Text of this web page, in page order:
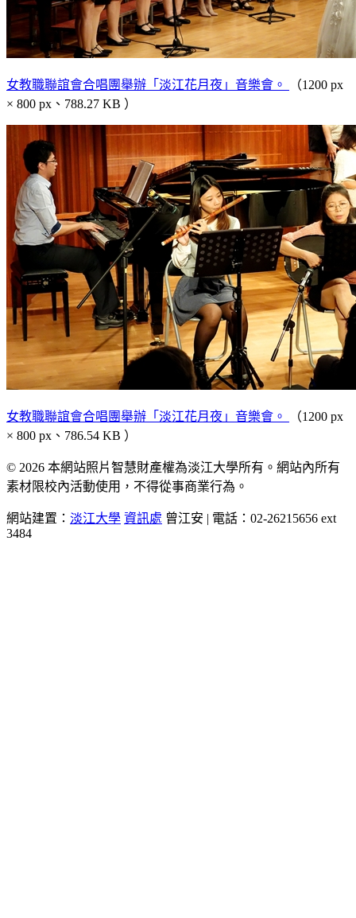
女教職聯誼會合唱團舉辦「淡江花月夜」音樂會。
（1200 px
× 800 px、788.27 KB ）
女教職聯誼會合唱團舉辦「淡江花月夜」音樂會。
（1200 px
× 800 px、786.54 KB ）
© 2026 本網站照片智慧財產權為淡江大學所有。網站內所有
素材限校內活動使用，不得從事商業行為。
網站建置： 淡江大學 資訊處 曾江安 | 電話：02-26215656 ext
3484